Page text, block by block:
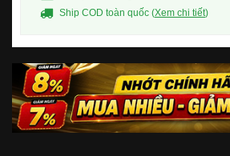
Ship COD toàn quốc (Xem chi tiết)